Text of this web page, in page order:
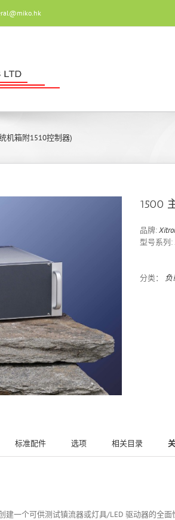
机箱附1510控制器)
1500
品牌:
型号系列:
分类：
标准配件 选项 相关目录
建一个可供测试镇流器或灯具/LED 驱动器的全